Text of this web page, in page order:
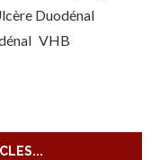
Duodénal
VHB